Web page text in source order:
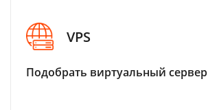
VPS
Подобрать виртуальный сервер